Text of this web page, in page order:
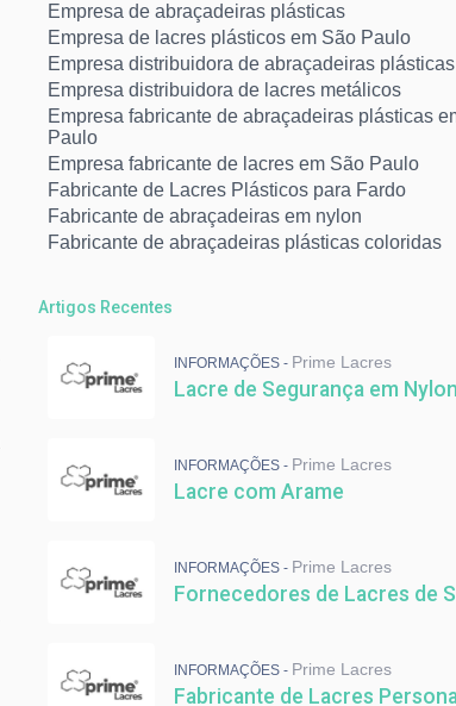
Empresa de abraçadeiras plásticas
Empresa de lacres plásticos em São Paulo
Empresa distribuidora de abraçadeiras plásticas
Empresa distribuidora de lacres metálicos
Empresa fabricante de abraçadeiras plásticas
Paulo
Empresa fabricante de lacres em São Paulo
Fabricante de Lacres Plásticos para Fardo
Fabricante de abraçadeiras em nylon
Fabricante de abraçadeiras plásticas coloridas
Fábrica de abraçadeiras
Lacre metálico numerado
Lacres cadeado com cabo de aço para indústria
Lacres tipo escada em polipropileno
Abraçadeira colorida
Abraçadeiras de Nylon para Cabos
Abraçadeiras para malote
Empresa de Lacres de Segurança
Fornecedores de Lacres de Segurança
Lacre com Arame
Artigos Recentes
INFORMAÇÕES - Prime Lacres
Lacre de Segurança em Nylon
INFORMAÇÕES - Prime Lacres
Lacre com Arame
INFORMAÇÕES - Prime Lacres
Fornecedores de Lacres de
INFORMAÇÕES - Prime Lacres
Fabricante de Lacres